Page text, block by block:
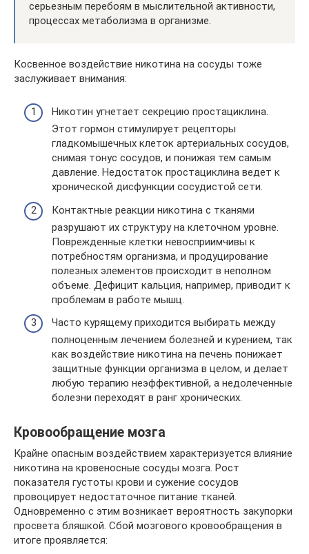
серьезным перебоям в мыслительной активности,
процессах метаболизма в организме.
Косвенное воздействие никотина на сосуды тоже
заслуживает внимания:
Никотин угнетает секрецию простациклина.
Этот гормон стимулирует рецепторы
гладкомышечных клеток артериальных сосудов,
снимая тонус сосудов, и понижая тем самым
давление. Недостаток простациклина ведет к
хронической дисфункции сосудистой сети.
Контактные реакции никотина с тканями
разрушают их структуру на клеточном уровне.
Поврежденные клетки невосприимчивы к
потребностям организма, и продуцирование
полезных элементов происходит в неполном
объеме. Дефицит кальция, например, приводит к
проблемам в работе мышц.
Часто курящему приходится выбирать между
полноценным лечением болезней и курением, так
как воздействие никотина на печень понижает
защитные функции организма в целом, и делает
любую терапию неэффективной, а недолеченные
болезни переходят в ранг хронических.
Кровообращение мозга
Крайне опасным воздействием характеризуется влияние
никотина на кровеносные сосуды мозга. Рост
показателя густоты крови и сужение сосудов
провоцирует недостаточное питание тканей.
Одновременно с этим возникает вероятность закупорки
просвета бляшкой. Сбой мозгового кровообращения в
итоге проявляется: